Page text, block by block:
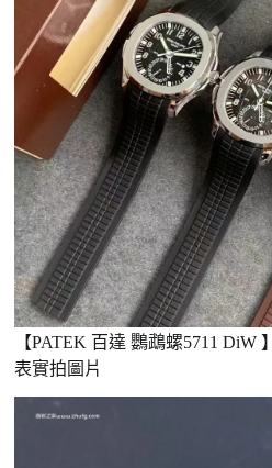
【PATEK 百達 鸚鵡螺5711
表實拍圖片